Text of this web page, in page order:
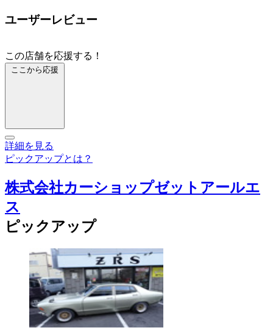
ユーザーレビュー
この店舗を応援する！
ここから応援
詳細を見る
ピックアップとは？
株式会社カーショップゼットアールエ
ス
ピックアップ